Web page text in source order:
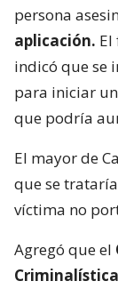
persona
aplicación. El
indicó que se
para iniciar
que podría
El mayor de
que se
víctima no
Agregó que el